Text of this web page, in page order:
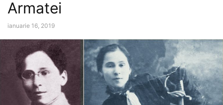
Armatei
ianuarie 16, 2019